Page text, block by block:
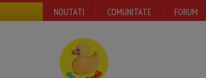
NOUTATI COMUNITATE FORUM